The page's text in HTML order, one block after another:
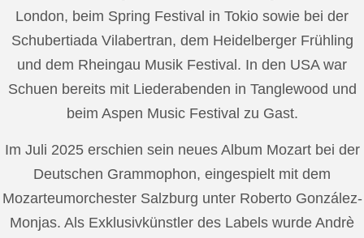
London, beim Spring Festival in Tokio sowie bei der
Schubertiada Vilabertran, dem Heidelberger Frühling
und dem Rheingau Musik Festival. In den USA war
Schuen bereits mit Liederabenden in Tanglewood und
beim Aspen Music Festival zu Gast.
Im Juli 2025 erschien sein neues Album Mozart bei der
Deutschen Grammophon, eingespielt mit dem
Mozarteumorchester Salzburg unter Roberto González-
Monjas. Als Exklusivkünstler des Labels wurde Andrè